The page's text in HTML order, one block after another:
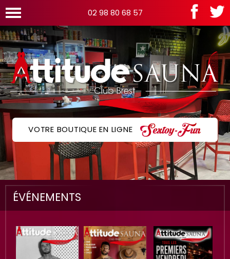
02 98 80 68 57
VOTRE BOUTIQUE EN LIGNE
ÉVÉNEMENTS